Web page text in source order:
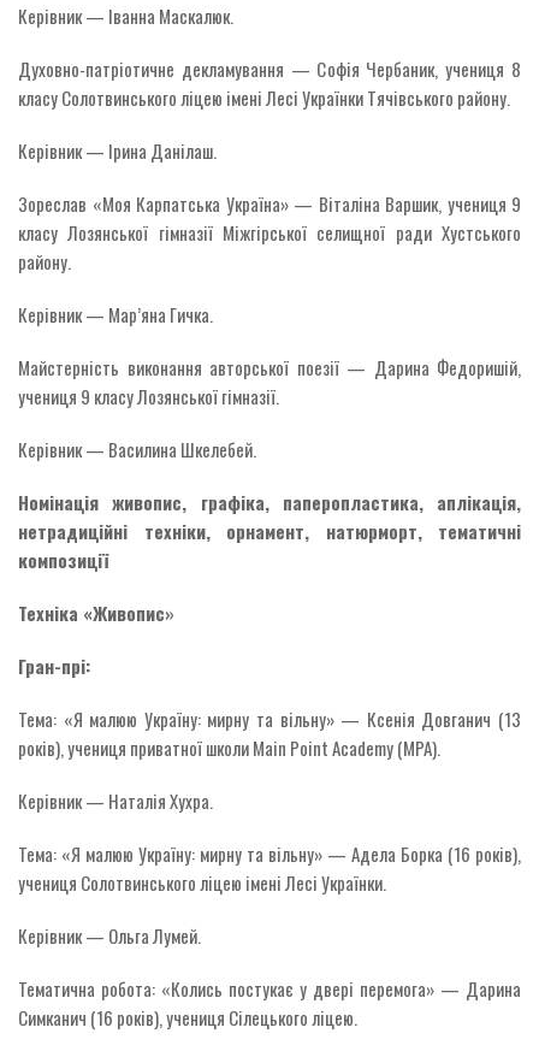
Керівник — Іванна Маскалюк.
Духовно-патріотичне декламування — Софія Чербаник, учениця 8
класу Солотвинського ліцею імені Лесі Українки Тячівського району.
Керівник — Ірина Данілаш.
Зореслав «Моя Карпатська Україна» — Віталіна Варшик, учениця 9
класу Лозянської гімназії Міжгірської селищної ради Хустського
району.
Керівник — Мар’яна Гичка.
Майстерність виконання авторської поезії — Дарина Федоришій,
учениця 9 класу Лозянської гімназії.
Керівник — Василина Шкелебей.
Номінація живопис, графіка, паперопластика, аплікація,
нетрадиційні техніки, орнамент, натюрморт, тематичні
композиції
Техніка «Живопис»
Гран-прі:
Тема: «Я малюю Україну: мирну та вільну» — Ксенія Довганич (13
років), учениця приватної школи Main Point Academy (MPA).
Керівник — Наталія Хухра.
Тема: «Я малюю Україну: мирну та вільну» — Адела Борка (16 років),
учениця Солотвинського ліцею імені Лесі Українки.
Керівник — Ольга Лумей.
Тематична робота: «Колись постукає у двері перемога» — Дарина
Симканич (16 років), учениця Сілецького ліцею.